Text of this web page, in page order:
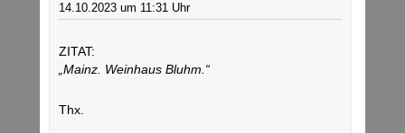
14.10.2023 um 11:31 Uhr
ZITAT:
„Mainz. Weinhaus Bluhm.“
Thx.